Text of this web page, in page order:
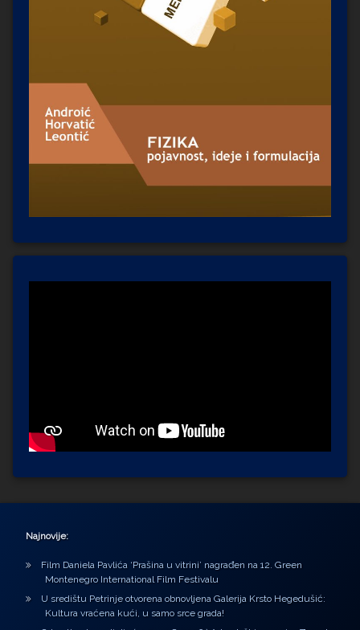
Najnovije:
Film Daniela Pavlića ‘Prašina u vitrini’ nagrađen na 12. Green
Montenegro International Film Festivalu
U središtu Petrinje otvorena obnovljena Galerija Krsto Hegedušić:
Kultura vraćena kući, u samo srce grada!